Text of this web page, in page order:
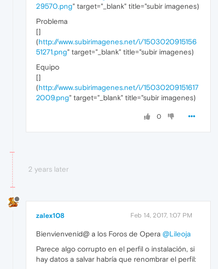
29570.png" target="_blank" title="subir imagenes)
Problema
[]
(http://www.subirimagenes.net/i/1503020915156
51271.png" target="_blank" title="subir imagenes)
Equipo
[]
(http://www.subirimagenes.net/i/15030209151617
2009.png" target="_blank" title="subir imagenes)
0
2 years later
zalex108 Feb 14, 2017, 1:07 PM
Bienvienvenid@ a los Foros de Opera @Lileoja
Parece algo corrupto en el perfil o instalación, si
hay datos a salvar habría que renombrar el perfil: